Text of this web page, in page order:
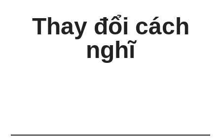
Thay đổi cách
nghĩ